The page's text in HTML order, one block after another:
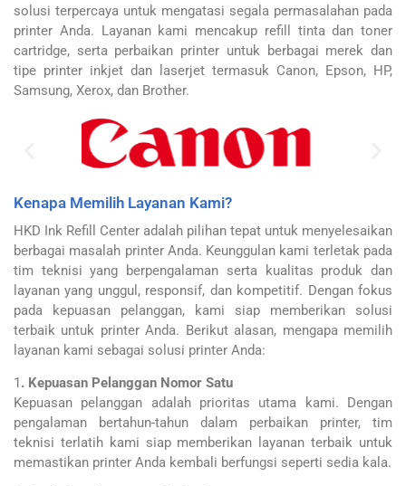
solusi terpercaya untuk mengatasi segala permasalahan pada
printer Anda. Layanan kami mencakup refill tinta dan toner
cartridge, serta perbaikan printer untuk berbagai merek dan
tipe printer inkjet dan laserjet termasuk Canon, Epson, HP,
Samsung, Xerox, dan Brother.
Kenapa Memilih Layanan Kami?
HKD Ink Refill Center adalah pilihan tepat untuk menyelesaikan
berbagai masalah printer Anda. Keunggulan kami terletak pada
tim teknisi yang berpengalaman serta kualitas produk dan
layanan yang unggul, responsif, dan kompetitif. Dengan fokus
pada kepuasan pelanggan, kami siap memberikan solusi
terbaik untuk printer Anda. Berikut alasan, mengapa memilih
layanan kami sebagai solusi printer Anda:
1. Kepuasan Pelanggan Nomor Satu
Kepuasan pelanggan adalah prioritas utama kami. Dengan
pengalaman bertahun-tahun dalam perbaikan printer, tim
teknisi terlatih kami siap memberikan layanan terbaik untuk
memastikan printer Anda kembali berfungsi seperti sedia kala.